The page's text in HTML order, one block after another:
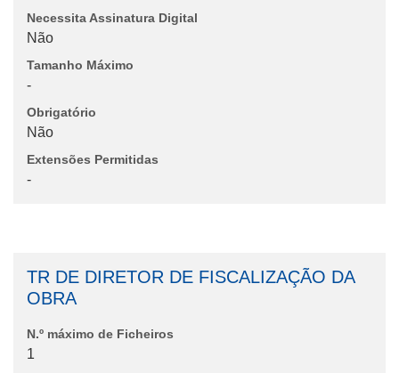
Necessita Assinatura Digital
Não
Tamanho Máximo
-
Obrigatório
Não
Extensões Permitidas
-
TR DE DIRETOR DE FISCALIZAÇÃO DA
OBRA
N.º máximo de Ficheiros
1